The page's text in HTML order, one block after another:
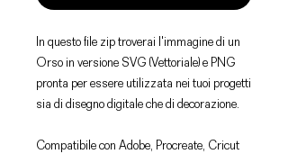
In questo file zip troverai l'immagine di un
Orso in versione SVG (Vettoriale) e PNG
pronta per essere utilizzata nei tuoi progetti
sia di disegno digitale che di decorazione.
Compatibile con Adobe, Procreate, Cricut